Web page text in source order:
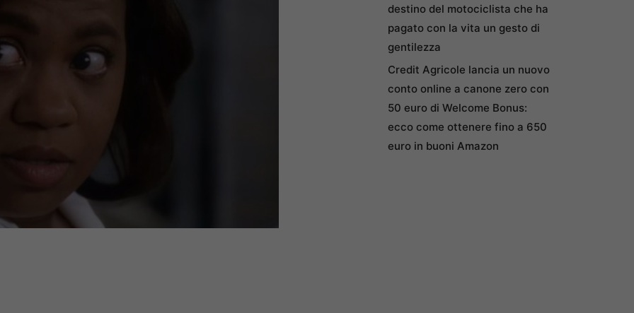
destino del motociclista che ha
pagato con la vita un gesto di
gentilezza
Credit Agricole lancia un nuovo
conto online a canone zero con
50 euro di Welcome Bonus:
ecco come ottenere fino a 650
euro in buoni Amazon